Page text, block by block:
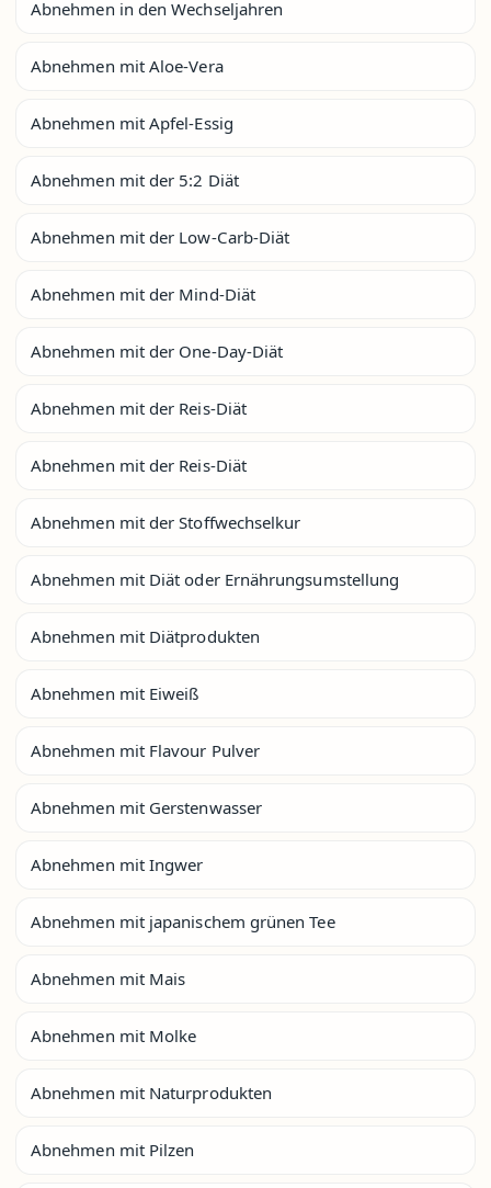
Abnehmen in den Wechseljahren
Abnehmen mit Aloe-Vera
Abnehmen mit Apfel-Essig
Abnehmen mit der 5:2 Diät
Abnehmen mit der Low-Carb-Diät
Abnehmen mit der Mind-Diät
Abnehmen mit der One-Day-Diät
Abnehmen mit der Reis-Diät
Abnehmen mit der Reis-Diät
Abnehmen mit der Stoffwechselkur
Abnehmen mit Diät oder Ernährungsumstellung
Abnehmen mit Diätprodukten
Abnehmen mit Eiweiß
Abnehmen mit Flavour Pulver
Abnehmen mit Gerstenwasser
Abnehmen mit Ingwer
Abnehmen mit japanischem grünen Tee
Abnehmen mit Mais
Abnehmen mit Molke
Abnehmen mit Naturprodukten
Abnehmen mit Pilzen